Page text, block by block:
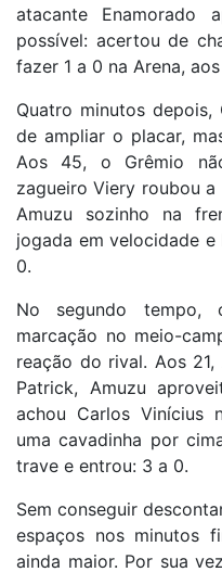
atacante Enamorado
possível: acertou de
fazer 1 a 0 na Arena,
Quatro minutos
de ampliar o placar,
Aos 45, o Grêmio
zagueiro Viery roubou
Amuzu sozinho na
jogada em velocidade
0.
No segundo tempo,
marcação no meio-
reação do rival. Aos
Patrick, Amuzu
achou Carlos Vinícius
uma cavadinha por
trave e entrou: 3 a 0.
Sem conseguir
espaços nos minutos
ainda maior. Por sua